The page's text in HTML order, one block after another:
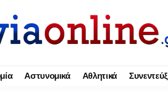
Αστυνομικά Αθλητικά